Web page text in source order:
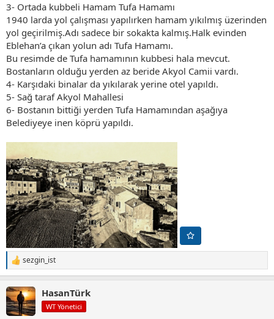
3- Ortada kubbeli Hamam Tufa Hamamı
1940 larda yol çalışması yapılırken hamam yıkılmış üzerinden
yol geçirilmiş.Adı sadece bir sokakta kalmış.Halk evinden
Eblehan’a çıkan yolun adı Tufa Hamamı.
Bu resimde de Tufa hamamının kubbesi hala mevcut.
Bostanların olduğu yerden az beride Akyol Camii vardı.
4- Karşıdaki binalar da yıkılarak yerine otel yapıldı.
5- Sağ taraf Akyol Mahallesi
6- Bostanın bittiği yerden Tufa Hamamından aşağıya
Belediyeye inen köprü yapıldı.
T
e
k
i
l
sezgin_ist
HasanTürk
WT Yönetici